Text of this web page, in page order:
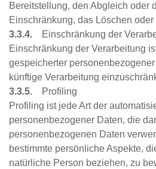
Bereitstellung, den Abgleich oder
Einschränkung, das Löschen
3.3.4. Einschränkung der
Einschränkung der Verarbeitung
gespeicherter
künftige Verarbeitung
3.3.5.
Profiling
Profiling ist jede Art der
personenbezogener Daten, die
personenbezogenen Daten
bestimmte persönliche Aspekte,
natürliche Person beziehen, zu